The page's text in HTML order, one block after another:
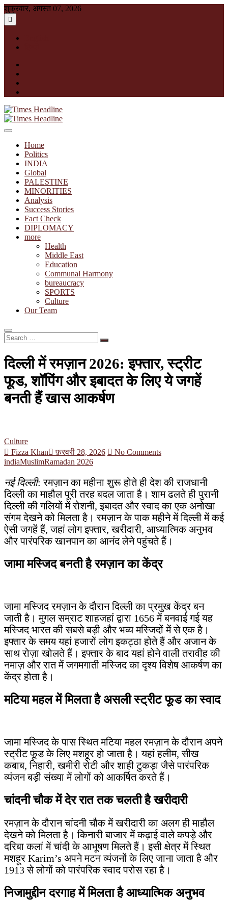
Skip
to
content
शुक्रवार, अगस्त 07, 2026
Times Headline
Home
Politics
INDIA
Global
PALESTINE
MINORITIES
Analysis
Success Stories
Fact Check
DIPLOMACY
more
Health
Middle East
Education
Communal Harmony
bureaucracy
SPORTS
Culture
Our Team
Search
…
दिल्ली में रमज़ान 2026: इफ्तार, स्ट्रीट
फूड, शॉपिंग और इबादत के लिए ये जगहें
बनती हैं खास आकर्षण
Culture
Fizza Khan
फ़रवरी 28, 2026
No Comments
indiaMuslimRamadan 2026
नई दिल्ली: रमज़ान का महीना शुरू होते ही देश की राजधानी
दिल्ली का माहौल पूरी तरह बदल जाता है। शाम ढलते ही पुरानी
दिल्ली की गलियों में रोशनी, इबादत और स्वाद का एक अनोखा
संगम देखने को मिलता है। रमज़ान के पाक महीने में दिल्ली में कई
ऐसी जगहें हैं, जहां लोग इफ्तार, खरीदारी, आध्यात्मिक अनुभव
और पारंपरिक खानपान का आनंद लेने पहुंचते हैं।
जामा मस्जिद बनती है रमज़ान का केंद्र
जामा मस्जिद रमज़ान के दौरान दिल्ली का प्रमुख केंद्र बन
जाती है। मुगल सम्राट शाहजहां द्वारा 1656 में बनवाई गई यह
मस्जिद भारत की सबसे बड़ी और भव्य मस्जिदों में से एक है।
इफ्तार के समय यहां हजारों लोग इकट्ठा होते हैं और अजान के
साथ रोज़ा खोलते हैं। इफ्तार के बाद यहां होने वाली तरावीह की
नमाज़ और रात में जगमगाती मस्जिद का दृश्य विशेष आकर्षण का
केंद्र होता है।
मटिया महल में मिलता है असली स्ट्रीट फूड का स्वाद
जामा मस्जिद के पास स्थित मटिया महल रमज़ान के दौरान अपने
स्ट्रीट फूड के लिए मशहूर हो जाता है। यहां हलीम, सीख
कबाब, निहारी, खमीरी रोटी और शाही टुकड़ा जैसे पारंपरिक
व्यंजन बड़ी संख्या में लोगों को आकर्षित करते हैं।
चांदनी चौक में देर रात तक चलती है खरीदारी
रमज़ान के दौरान चांदनी चौक में खरीदारी का अलग ही माहौल
देखने को मिलता है। किनारी बाजार में कढ़ाई वाले कपड़े और
दरिबा कलां में चांदी के आभूषण मिलते हैं। इसी क्षेत्र में स्थित
मशहूर Karim’s अपने मटन व्यंजनों के लिए जाना जाता है और
1913 से लोगों को पारंपरिक स्वाद परोस रहा है।
निजामुद्दीन दरगाह में मिलता है आध्यात्मिक अनुभव